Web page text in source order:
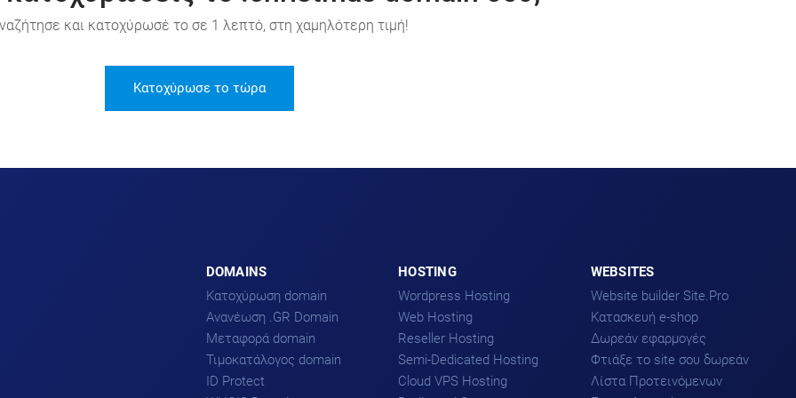
και κατοχύρωσέ το σε 1 λεπτό, στη χαμηλότερη τιμή!
Κατοχύρωσε το τώρα
DOMAINS
Κατοχύρωση domain
Ανανέωση .GR Domain
Μεταφορά domain
Τιμοκατάλογος domain
ID Protect
HOSTING
Wordpress Hosting
Web Hosting
Reseller Hosting
Semi-Dedicated Hosting
Cloud VPS Hosting
WEBSITES
Website builder Site.Pro
Kατασκευή e-shop
Δωρεάν εφαρμογές
Φτιάξε το site σου δωρεάν
Λίστα Προτεινόμενων